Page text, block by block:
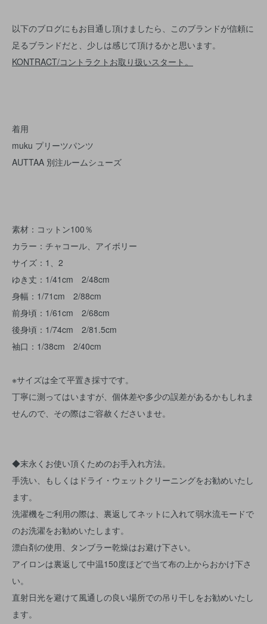
以下のブログにもお目通し頂けましたら、このブランドが信頼に
足るブランドだと、少しは感じて頂けるかと思います。
KONTRACT/コントラクトお取り扱いスタート。
着用
muku プリーツパンツ
AUTTAA 別注ルームシューズ
素材：コットン100％
カラー：チャコール、アイボリー
サイズ：1、2
ゆき丈：1/41cm 2/48cm
身幅：1/71cm 2/88cm
前身頃：1/61cm 2/68cm
後身頃：1/74cm 2/81.5cm
袖口：1/38cm 2/40cm
※サイズは全て平置き採寸です。
丁寧に測ってはいますが、個体差や多少の誤差があるかもしれま
せんので、その際はご容赦くださいませ。
◆末永くお使い頂くためのお手入れ方法。
手洗い、もしくはドライ・ウェットクリーニングをお勧めいたし
ます。
洗濯機をご利用の際は、裏返してネットに入れて弱水流モードで
のお洗濯をお勧めいたします。
漂白剤の使用、タンブラー乾燥はお避け下さい。
アイロンは裏返して中温150度ほどで当て布の上からおかけ下さ
い。
直射日光を避けて風通しの良い場所での吊り干しをお勧めいたし
ます。